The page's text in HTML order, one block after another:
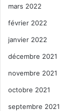
mars 2022
février 2022
janvier 2022
décembre 2021
novembre 2021
octobre 2021
septembre 2021